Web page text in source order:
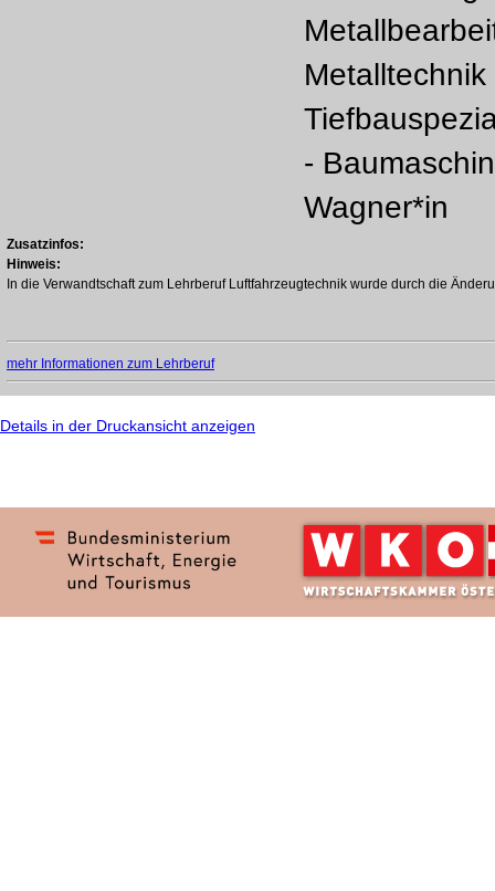
-
Wagner*in
Zusatzinfos:
Hinweis:
In die Verwandtschaft zum Lehrberuf Luftfahrzeugtechnik wurde durch die
mehr Informationen zum Lehrberuf
Details in der Druckansicht anzeigen